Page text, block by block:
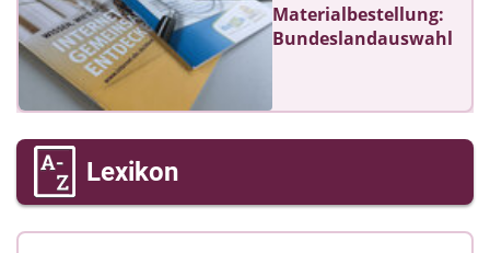
Materialbestellung:
Bundeslandauswahl
Lexikon